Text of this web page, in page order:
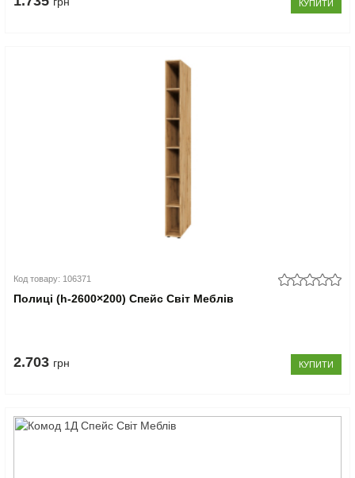
КУПИТИ
Код товару: 106371
Полиці (h-2600×200) Спейс Світ Меблів
2.703 грн КУПИТИ